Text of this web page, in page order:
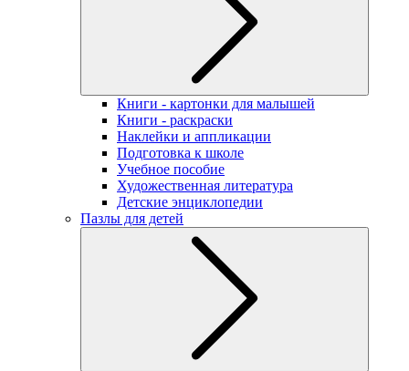
Книги - картонки для малышей
Книги - раскраски
Наклейки и аппликации
Подготовка к школе
Учебное пособие
Художественная литература
Детские энциклопедии
Пазлы для детей